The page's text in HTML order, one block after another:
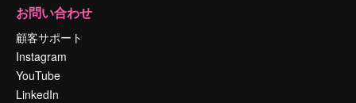
お問い合わせ
顧客サポート
Instagram
YouTube
LinkedIn